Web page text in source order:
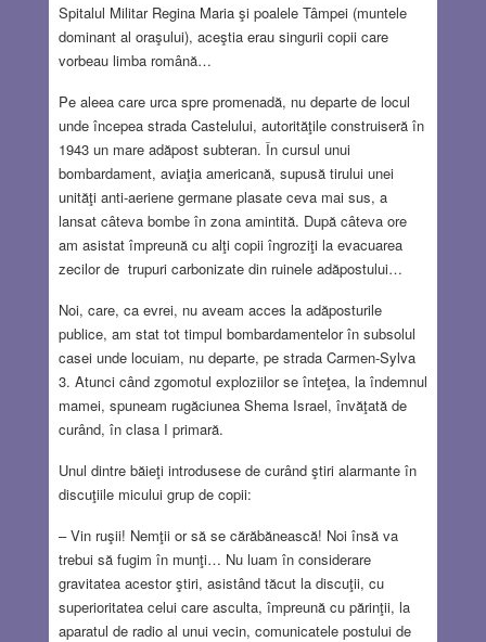
Spitalul Militar Regina Maria şi poalele Tâmpei (muntele
dominant al oraşului), aceştia erau singurii copii care
vorbeau limba română…
Pe aleea care urca spre promenadă, nu departe de locul
unde începea strada Castelului, autorităţile construiseră în
1943 un mare adăpost subteran. În cursul unui
bombardament, aviaţia americană, supusă tirului unei
unităţi anti-aeriene germane plasate ceva mai sus, a
lansat câteva bombe în zona amintită. După câteva ore
am asistat împreună cu alţi copii îngroziţi la evacuarea
zecilor de trupuri carbonizate din ruinele adăpostului…
Noi, care, ca evrei, nu aveam acces la adăposturile
publice, am stat tot timpul bombardamentelor în subsolul
casei unde locuiam, nu departe, pe strada Carmen-Sylva
3. Atunci când zgomotul exploziilor se înteţea, la îndemnul
mamei, spuneam rugăciunea Shema Israel, învăţată de
curând, în clasa I primară.
Unul dintre băieţi introdusese de curând ştiri alarmante în
discuţiile micului grup de copii:
– Vin ruşii! Nemţii or să se cărăbănească! Noi însă va
trebui să fugim în munţi… Nu luam în considerare
gravitatea acestor ştiri, asistând tăcut la discuţii, cu
superioritatea celui care asculta, împreună cu părinţii, la
aparatul de radio al unui vecin, comunicatele postului de